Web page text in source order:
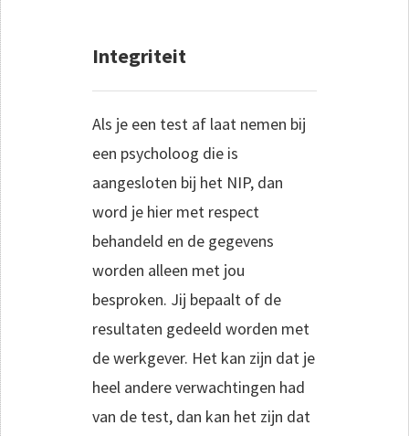
Integriteit
Als je een test af laat nemen bij
een psycholoog die is
aangesloten bij het NIP, dan
word je hier met respect
behandeld en de gegevens
worden alleen met jou
besproken. Jij bepaalt of de
resultaten gedeeld worden met
de werkgever. Het kan zijn dat je
heel andere verwachtingen had
van de test, dan kan het zijn dat